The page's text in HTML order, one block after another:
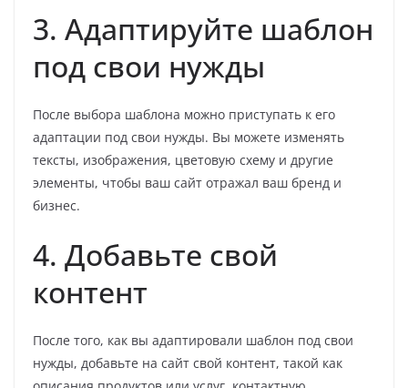
3. Адаптируйте шаблон
под свои нужды
После выбора шаблона можно приступать к его
адаптации под свои нужды. Вы можете изменять
тексты, изображения, цветовую схему и другие
элементы, чтобы ваш сайт отражал ваш бренд и
бизнес.
4. Добавьте свой
контент
После того, как вы адаптировали шаблон под свои
нужды, добавьте на сайт свой контент, такой как